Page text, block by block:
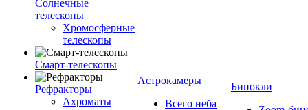
Солнечные
телескопы
Хромосферные
телескопы
Смарт-телескопы
Рефракторы
Ахроматы
Астрокамеры
Всего неба
Бинокли